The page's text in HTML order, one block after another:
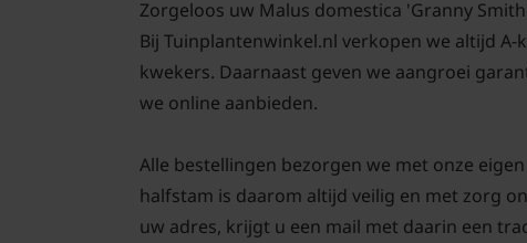
Zorgeloos uw Malus domestica 'Granny
Bij Tuinplantenwinkel.nl verkopen we altijd
kwekers. Daarnaast geven we aangroei
we online aanbieden.
Alle bestellingen bezorgen we met onze
halfstam is daarom altijd veilig en met zorg
uw adres, krijgt u een mail met daarin een